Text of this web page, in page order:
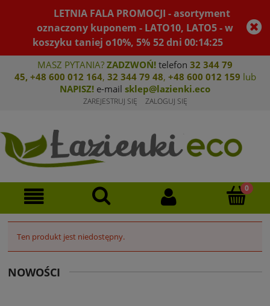
LETNIA FALA PROMOCJI - asortyment
oznaczony kuponem - LATO10, LATO5 - w
koszyku taniej o10%, 5% 52dni00:14:25
MASZ PYTANIA? ZADZWOŃ! telefon 32 344 79
45, +48 600 012 164, 32 344 79 48, +48 600 012 159 lub
NAPISZ! e-mail sklep@lazienki.eco
ZAREJESTRUJ SIĘ ZALOGUJ SIĘ
Ten produkt jest niedostępny.
NOWOŚCI